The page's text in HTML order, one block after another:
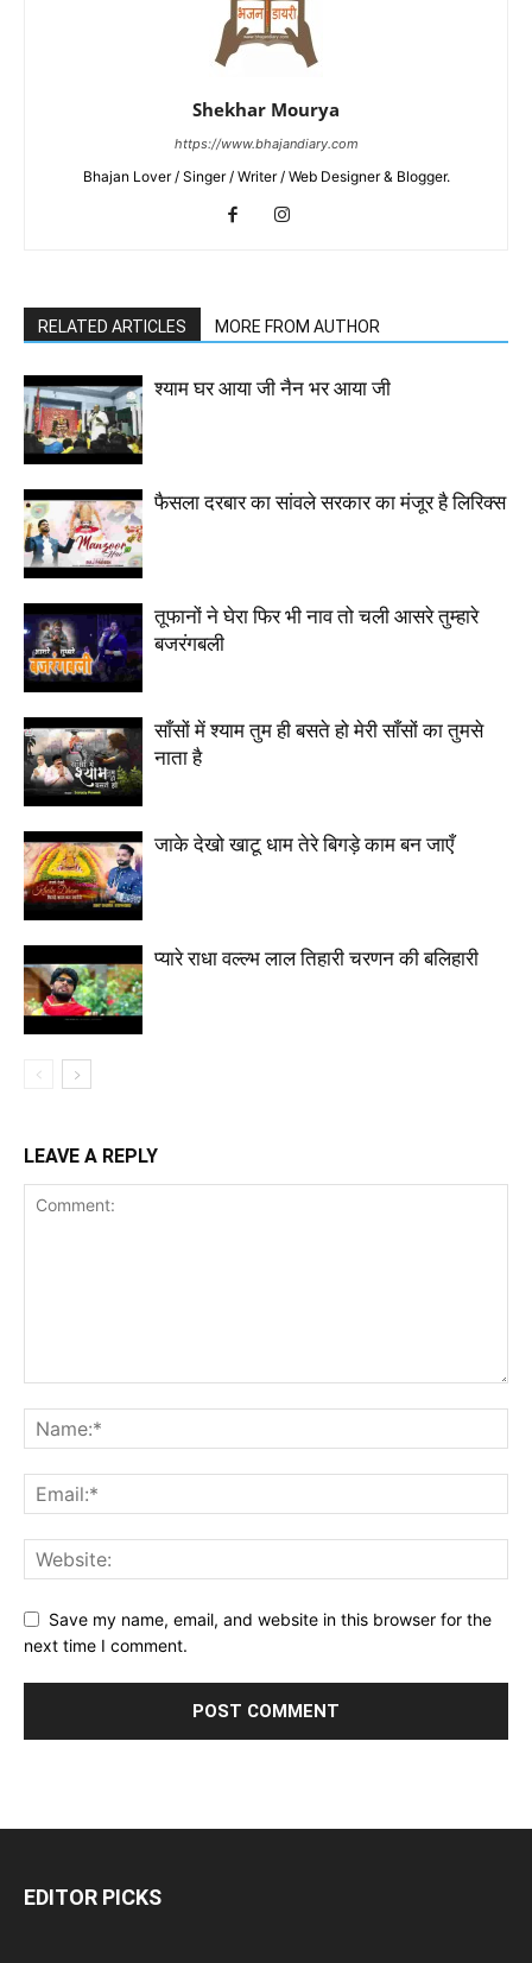
Shekhar Mourya
https://www.bhajandiary.com
Bhajan Lover / Singer / Writer / Web Designer & Blogger.
RELATED ARTICLES MORE FROM AUTHOR
श्याम घर आया जी नैन भर आया जी
फैसला दरबार का सांवले सरकार का मंजूर है लिरिक्स
तूफानों ने घेरा फिर भी नाव तो चली आसरे तुम्हारे
बजरंगबली
साँसों में श्याम तुम ही बसते हो मेरी साँसों का तुमसे
नाता है
जाके देखो खाटू धाम तेरे बिगड़े काम बन जाएँ
प्यारे राधा वल्ल्भ लाल तिहारी चरणन की बलिहारी
LEAVE A REPLY
Save my name, email, and website in this browser for the
next time I comment.
EDITOR PICKS